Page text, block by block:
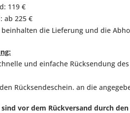
119 €
ab 225 €
beinhalten die Lieferung und die
und einfache Rücksendung
Rücksendeschein. an die
vor dem Rückversand durch